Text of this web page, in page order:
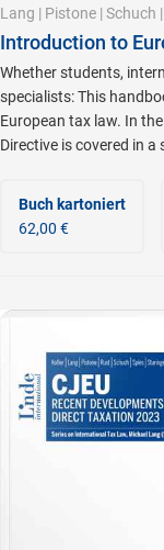
Lang | Pistone | Schuch |
Introduction to
Whether students,
specialists: This
European tax law. In
Directive is covered in a
Buch kartoniert
62,00 €